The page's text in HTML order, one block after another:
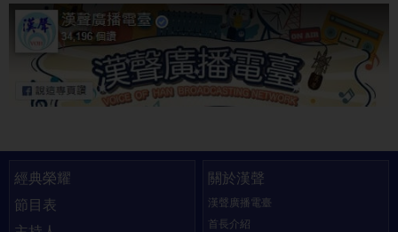
快速連結
經典榮耀
節目表
關於漢聲
漢聲廣播電臺
首長介紹